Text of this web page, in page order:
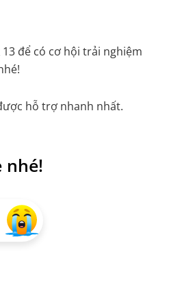
để có cơ hội trải nghiệm
hỗ trợ nhanh nhất.
nhé!